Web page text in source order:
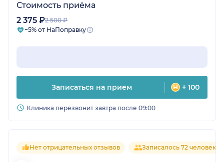
Стоимость приёма
2 375 ₽2 500 ₽
−5% от НаПоправку
Записаться на прием + 100
Клиника перезвонит завтра после 09:00
Нет отрицательных отзывов Записалось 72 человека